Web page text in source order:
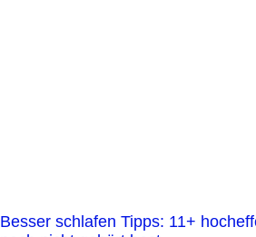
Besser schlafen Tipps: 11+